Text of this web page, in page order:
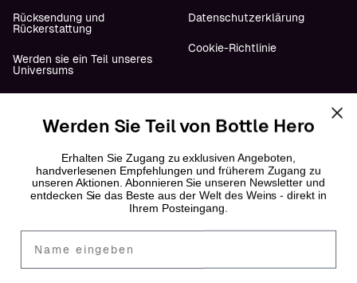
Rücksendung und
Rückerstattung
Werden sie ein Teil unseres
Universums
Datenschutzerklärung
Cookie-Richtlinie
Folge uns
Instagram
LinkedIn
Werden Sie Teil von Bottle Hero
Erhalten Sie Zugang zu exklusiven Angeboten,
handverlesenen Empfehlungen und früherem Zugang zu
unseren Aktionen. Abonnieren Sie unseren Newsletter und
entdecken Sie das Beste aus der Welt des Weins - direkt in
Ihrem Posteingang.
Fornavn